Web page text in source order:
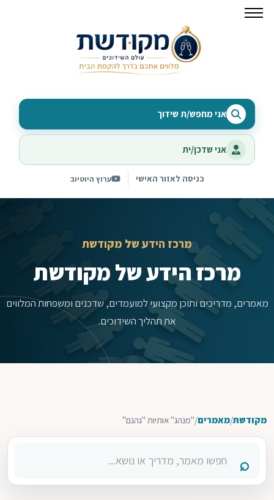
אני מחפש/ת שידוך
אני שדכן/ית
כניסה לאזור האישי ערוץ היוטיוב
מרכז הידע של מקודשת
מרכז הידע של מקודשת
מאמרים, מדריכים ותוכן מקצועי למועמדים, שדכנים ומשפחות המלווים
את תהליך השידוכים.
מקודשת/מאמרים/"מנהג" אותיות "גהנם"